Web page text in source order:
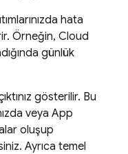
hata
Örneğin, Cloud
günlük
gösterilir. Bu
veya App
oluşup
Ayrıca temel